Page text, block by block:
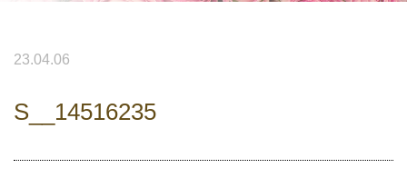
23.04.06
S__14516235